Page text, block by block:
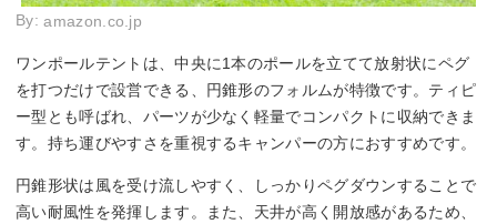
By:amazon.co.jp
ワンポールテントは、中央に1本のポールを立てて放射状にペグ
を打つだけで設営できる、円錐形のフォルムが特徴です。ティピ
ー型とも呼ばれ、パーツが少なく軽量でコンパクトに収納できま
す。持ち運びやすさを重視するキャンパーの方におすすめです。
円錐形状は風を受け流しやすく、しっかりペグダウンすることで
高い耐風性を発揮します。また、天井が高く開放感があるため、